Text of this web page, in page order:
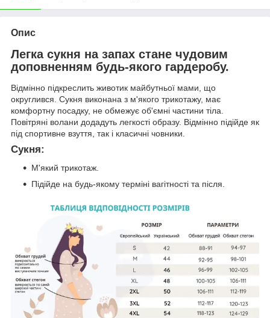
Опис
Легка сукня на запах стане чудовим
доповненням будь-якого гардеробу.
Відмінно підкреслить животик майбутньої мами, що
округлився. Сукня виконана з м'якого трикотажу, має
комфортну посадку, не обмежує об'ємні частини тіла.
Повітряні волани додадуть легкості образу. Відмінно підійде як
під спортивне взуття, так і класичні човники.
Сукня:
М'який трикотаж.
Підійде на будь-якому терміні вагітності та після.